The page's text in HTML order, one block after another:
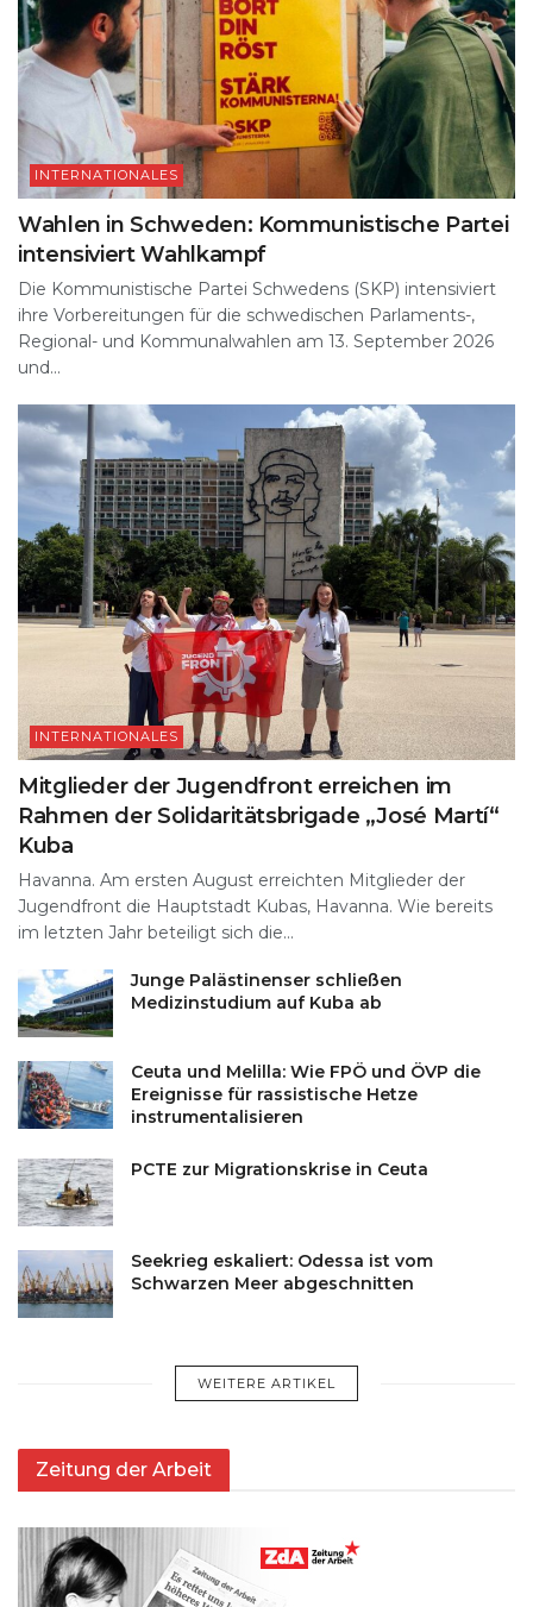
INTERNATIONALES
Wahlen in Schweden: Kommunistische Partei
intensiviert Wahlkampf
Die Kommunistische Partei Schwedens (SKP) intensiviert
ihre Vorbereitungen für die schwedischen Parlaments-,
Regional- und Kommunalwahlen am 13. September 2026
und...
INTERNATIONALES
Mitglieder der Jugendfront erreichen im
Rahmen der Solidaritätsbrigade „José Martí“
Kuba
Havanna. Am ersten August erreichten Mitglieder der
Jugendfront die Hauptstadt Kubas, Havanna. Wie bereits
im letzten Jahr beteiligt sich die...
Junge Palästinenser schließen
Medizinstudium auf Kuba ab
Ceuta und Melilla: Wie FPÖ und ÖVP die
Ereignisse für rassistische Hetze
instrumentalisieren
PCTE zur Migrationskrise in Ceuta
Seekrieg eskaliert: Odessa ist vom
Schwarzen Meer abgeschnitten
WEITERE ARTIKEL
Zeitung der Arbeit